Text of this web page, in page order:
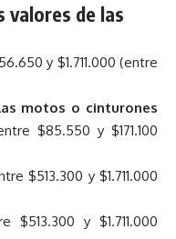
valores de las
y $1.711.000 (entre
motos o cinturones
$85.550 y $171.100
$513.300 y $1.711.000
$513.300 y $1.711.000